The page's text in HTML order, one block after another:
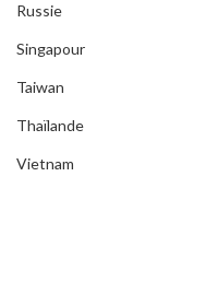
Russie
Singapour
Taiwan
Thaïlande
Vietnam